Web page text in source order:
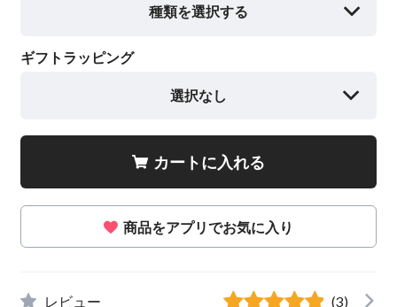
種類を選択する
ギフトラッピング
選択なし
カートに入れる
商品をアプリでお気に入り
レビュー (3)